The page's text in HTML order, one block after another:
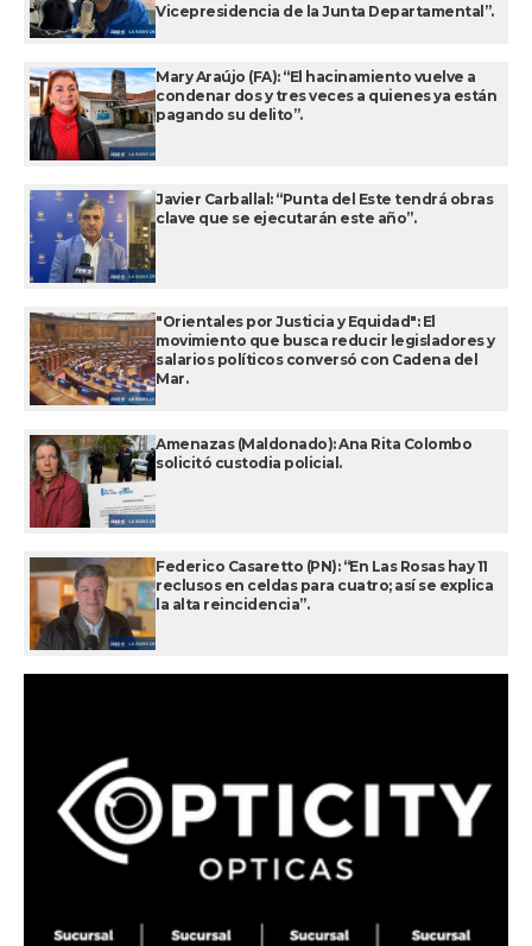
Vicepresidencia de la Junta Departamental”.
Mary Araújo (FA): “El hacinamiento vuelve a
condenar dos y tres veces a quienes ya están
pagando su delito”.
Javier Carballal: “Punta del Este tendrá obras
clave que se ejecutarán este año”.
"Orientales por Justicia y Equidad": El
movimiento que busca reducir legisladores y
salarios políticos conversó con Cadena del
Mar.
Amenazas (Maldonado): Ana Rita Colombo
solicitó custodia policial.
Federico Casaretto (PN): “En Las Rosas hay 11
reclusos en celdas para cuatro; así se explica
la alta reincidencia”.